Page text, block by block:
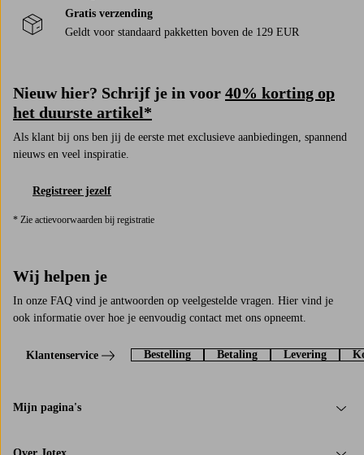
Gratis verzending
Geldt voor standaard pakketten boven de 129 EUR
Nieuw hier? Schrijf je in voor 40% korting op
het duurste artikel*
Als klant bij ons ben jij de eerste met exclusieve aanbiedingen, spannend
nieuws en veel inspiratie.
Registreer jezelf
* Zie actievoorwaarden bij registratie
Wij helpen je
In onze FAQ vind je antwoorden op veelgestelde vragen. Hier vind je
ook informatie over hoe je eenvoudig contact met ons opneemt.
Klantenservice Bestelling Betaling Levering
Mijn pagina's